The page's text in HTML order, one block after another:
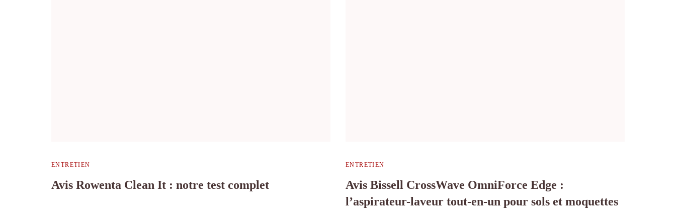
ENTRETIEN
Avis Rowenta Clean It : notre test complet
ENTRETIEN
Avis Bissell CrossWave OmniForce Edge :
l’aspirateur-laveur tout-en-un pour sols et moquettes